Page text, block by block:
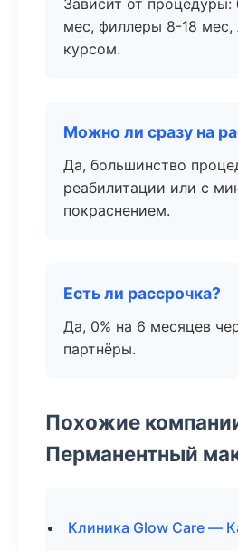
Зависит от процедуры:
мес, филлеры 8-18
курсом.
Можно ли сразу на
Да, большинство
реабилитации или с
покраснением.
Есть ли рассрочка?
Да, 0% на 6 месяцев
партнёры.
Похожие
Перманентный
Клиника Glow Care —